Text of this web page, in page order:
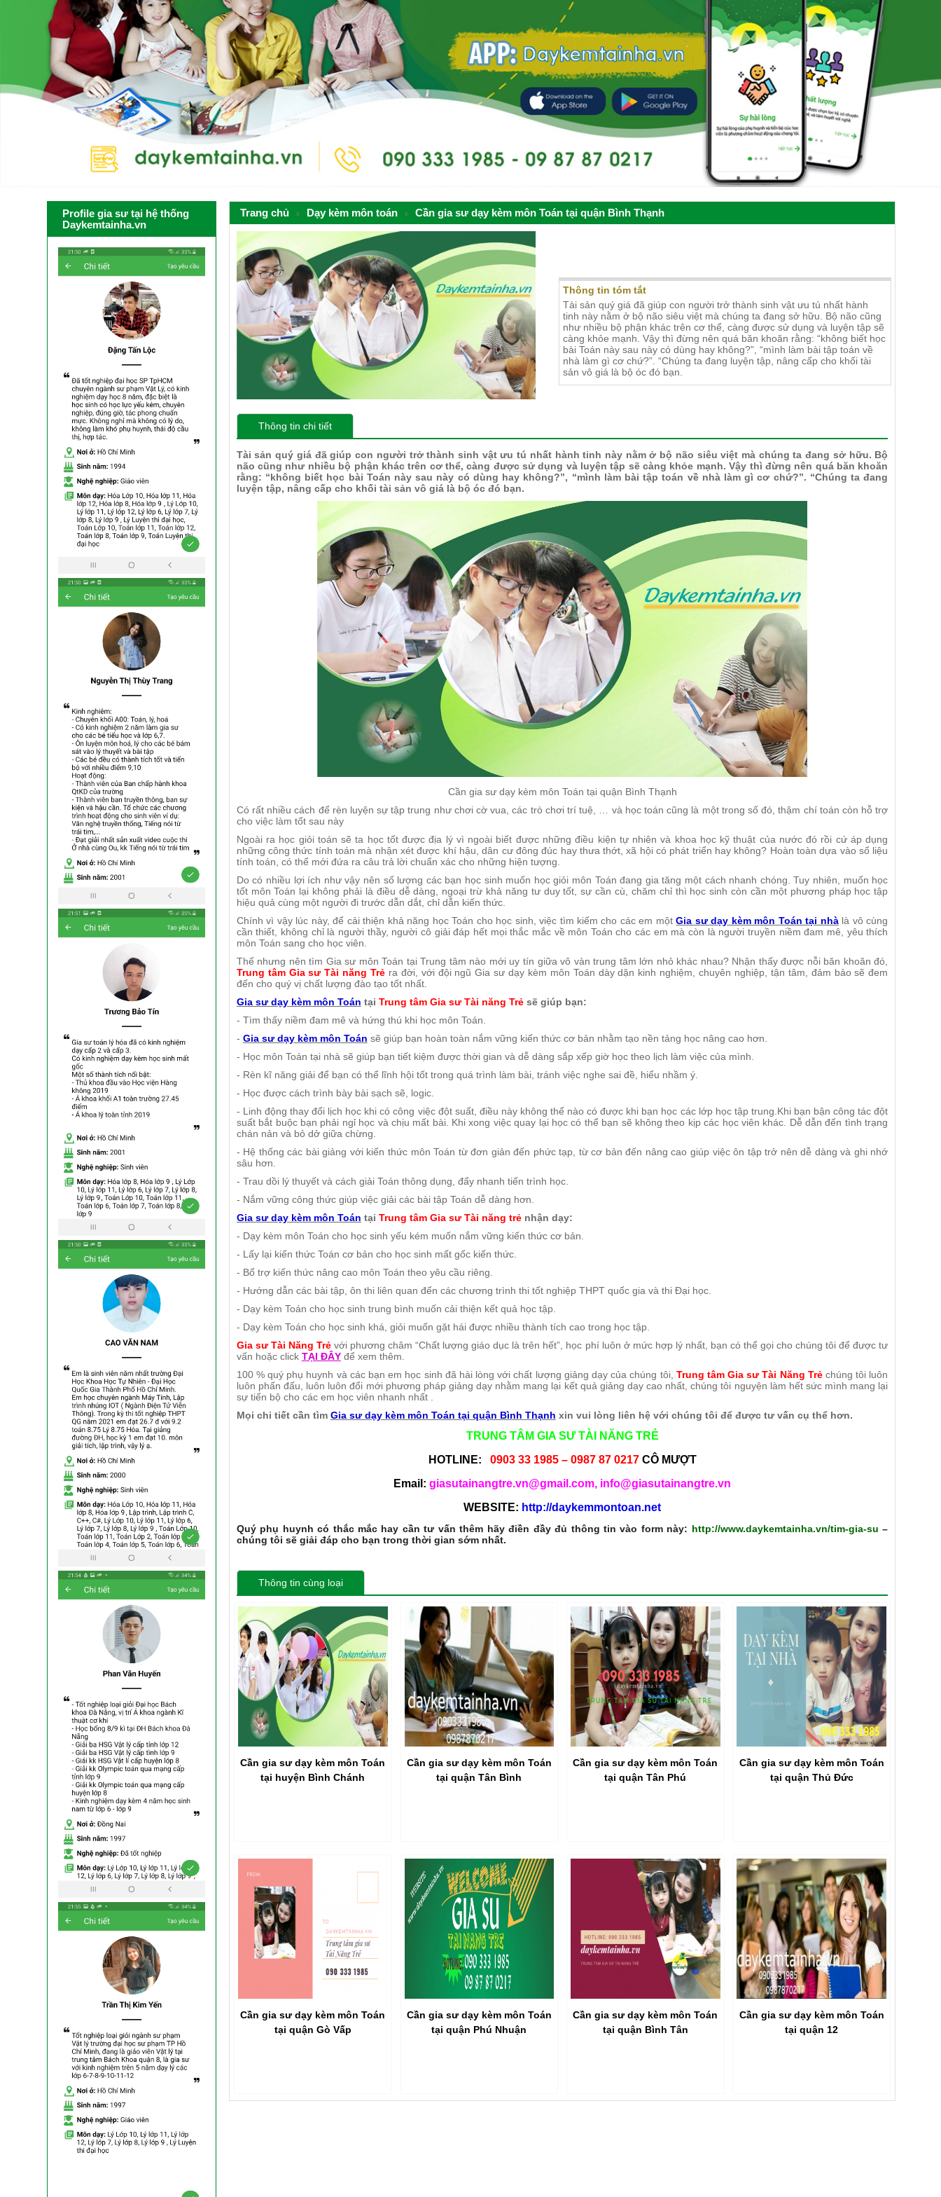
Trang chủ Dạy kèm môn toán Cần gia sư dạy kèm môn Toán tại quận Bình Thạnh
Thông tin tóm tắt
Tài sản quý giá đã giúp con người trở thành sinh vật ưu tú nhất hành
tinh này nằm ở bộ não siêu việt mà chúng ta đang sở hữu. Bộ não cũng
như nhiều bộ phận khác trên cơ thể, càng được sử dụng và luyện tập sẽ
càng khỏe mạnh. Vậy thì đừng nên quá băn khoăn rằng: “không biết học
bài Toán này sau này có dùng hay không?”, “mình làm bài tập toán về
nhà làm gì cơ chứ?”. “Chúng ta đang luyện tập, nâng cấp cho khối tài
sản vô giá là bộ óc đó bạn.
Thông tin chi tiết
Tài sản quý giá đã giúp con người trở thành sinh vật ưu tú nhất hành tinh này nằm ở bộ não siêu việt mà chúng ta đang sở hữu. Bộ
não cũng như nhiều bộ phận khác trên cơ thể, càng được sử dụng và luyện tập sẽ càng khỏe mạnh. Vậy thì đừng nên quá băn khoăn
rằng: “không biết học bài Toán này sau này có dùng hay không?”, “mình làm bài tập toán về nhà làm gì cơ chứ?”. “Chúng ta đang
luyện tập, nâng cấp cho khối tài sản vô giá là bộ óc đó bạn.
Cần gia sư dạy kèm môn Toán tại quận Bình Thạnh
Có rất nhiều cách để rèn luyện sự tập trung như chơi cờ vua, các trò chơi trí tuệ, … và học toán cũng là một trong số đó, thậm chí toán còn hỗ trợ
cho việc làm tốt sau này
Ngoài ra học giỏi toán sẽ ta học tốt được địa lý vì ngoài biết được những điều kiện tự nhiên và khoa học kỹ thuật của nước đó rồi cứ áp dụng
những công thức tính toán mà nhận xét được khí hậu, dân cư đông đúc hay thưa thớt, xã hội có phát triển hay không? Hoàn toàn dựa vào số liệu
tính toán, có thể mới đứa ra câu trả lời chuẩn xác cho những hiện tượng.
Do có nhiều lợi ích như vậy nên số lượng các bạn học sinh muốn học giỏi môn Toán đang gia tăng một cách nhanh chóng. Tuy nhiên, muốn học
tốt môn Toán lại không phải là điều dễ dàng, ngoại trừ khả năng tư duy tốt, sự cần cù, chăm chỉ thì học sinh còn cần một phương pháp học tập
hiệu quả cùng một người đi trước dẫn dắt, chỉ dẫn kiến thức.
Chính vì vậy lúc này, để cải thiện khả năng học Toán cho học sinh, việc tìm kiếm cho các em mộtGia sư dạy kèm môn Toán tại nhàlà vô cùng
cần thiết, không chỉ là người thầy, người cô giải đáp hết mọi thắc mắc về môn Toán cho các em mà còn là người truyền niềm đam mê, yêu thích
môn Toán sang cho học viên.
Thế nhưng nên tìm Gia sư môn Toán tại Trung tâm nào mới uy tín giữa vô vàn trung tâm lớn nhỏ khác nhau? Nhận thấy được nỗi băn khoăn đó,
Trung tâm Gia sư Tài năng Trẻ ra đời, với đội ngũ Gia sư dạy kèm môn Toán dày dặn kinh nghiệm, chuyên nghiệp, tận tâm, đảm bảo sẽ đem
đến cho quý vị chất lượng đào tạo tốt nhất.
Gia sư dạy kèm môn Toán tại Trung tâm Gia sư Tài năng Trẻsẽ giúp bạn:
- Tìm thấy niềm đam mê và hứng thú khi học môn Toán.
- Gia sư dạy kèm môn Toán sẽ giúp bạn hoàn toàn nắm vững kiến thức cơ bản nhằm tạo nền tảng học nâng cao hơn.
- Học môn Toán tại nhà sẽ giúp bạn tiết kiệm được thời gian và dễ dàng sắp xếp giờ học theo lịch làm việc của mình.
- Rèn kĩ năng giải để bạn có thể lĩnh hội tốt trong quá trình làm bài, tránh việc nghe sai đề, hiểu nhầm ý.
- Học được cách trình bày bài sạch sẽ, logic.
- Linh động thay đổi lịch học khi có công việc đột suất, điều này không thể nào có được khi bạn học các lớp học tập trung.Khi bạn bận công tác đột
suất bắt buộc bạn phải ngỉ học và chịu mất bài. Khi xong việc quay lại học có thể bạn sẽ không theo kịp các học viên khác. Dễ dẫn đến tình trạng
chán nản và bỏ dở giữa chừng.
- Hệ thống các bài giảng với kiến thức môn Toán từ đơn giản đến phức tạp, từ cơ bản đến nâng cao giúp việc ôn tập trở nên dễ dàng và ghi nhớ
sâu hơn.
- Trau dồi lý thuyết và cách giải Toán thông dụng, đẩy nhanh tiến trình học.
- Nắm vững công thức giúp việc giải các bài tập Toán dễ dàng hơn.
Gia sư dạy kèm môn Toán tại Trung tâm Gia sư Tài năng trẻnhận dạy:
- Dạy kèm môn Toán cho học sinh yếu kém muốn nắm vững kiến thức cơ bản.
- Lấy lại kiến thức Toán cơ bản cho học sinh mất gốc kiến thức.
- Bổ trợ kiến thức nâng cao môn Toán theo yêu cầu riêng.
- Hướng dẫn các bài tập, ôn thi liên quan đến các chương trình thi tốt nghiệp THPT quốc gia và thi Đại học.
- Dạy kèm Toán cho học sinh trung bình muốn cải thiện kết quả học tập.
- Dạy kèm Toán cho học sinh khá, giỏi muốn gặt hái được nhiều thành tích cao trong học tập.
Gia sư Tài Năng Trẻvới phương châm “Chất lượng giáo dục là trên hết”, học phí luôn ở mức hợp lý nhất, bạn có thể gọi cho chúng tôi để được tư
vấn hoặc click TẠI ĐÂYđể xem thêm.
100 % quý phụ huynh và các bạn em học sinh đã hài lòng với chất lượng giảng dạy của chúng tôi, Trung tâm Gia sư Tài Năng Trẻchúng tôi luôn
luôn phấn đấu, luôn luôn đổi mới phương pháp giảng dạy nhằm mang lại kết quả giảng dạy cao nhất, chúng tôi nguyện làm hết sức mình mang lại
sự tiến bộ cho các em học viên nhanh nhất .
Mọi chi tiết cần tìm Gia sư dạy kèm môn Toán tại quận Bình Thạnh xin vui lòng liên hệ với chúng tôi để được tư vấn cụ thể hơn.
TRUNG TÂM GIA SƯ TÀI NĂNG TRẺ
HOTLINE:
0903 33 1985 – 0987 87 0217 CÔ MƯỢT
Email: giasutainangtre.vn@gmail.com, info@giasutainangtre.vn
WEBSITE: http://daykemmontoan.net
Quý phụ huynh có thắc mắc hay cần tư vấn thêm hãy điền đầy đủ thông tin vào form này: http://www.daykemtainha.vn/tim-gia-su –
chúng tôi sẽ giải đáp cho bạn trong thời gian sớm nhất.
Thông tin cùng loại
Cần gia sư dạy kèm môn Toán
tại huyện Bình Chánh
Cần gia sư dạy kèm môn Toán
tại quận Tân Bình
Cần gia sư dạy kèm môn Toán
tại quận Tân Phú
Cần gia sư dạy kèm môn Toán
tại quận Thủ Đức
Cần gia sư dạy kèm môn Toán
tại quận Gò Vấp
Cần gia sư dạy kèm môn Toán
tại quận Phú Nhuận
Cần gia sư dạy kèm môn Toán
tại quận Bình Tân
Cần gia sư dạy kèm môn Toán
tại quận 12
Profile gia sư tại hệ thống
Daykemtainha.vn